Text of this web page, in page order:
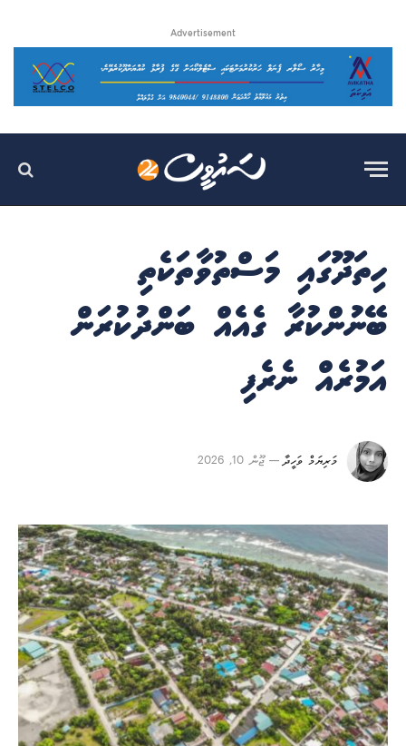
Advertisement
ހިތަދޫގައި މަސްތުވާތަކެތި
ބޭނުންކުރާ ގެއެއް ބަންދުކުރަން
އަމުރެއް ނެރެފި
މަރިޔަމް ވަހީދާ ޖޫން 10, 2026